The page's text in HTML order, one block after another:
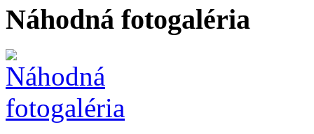
Náhodná fotogaléria